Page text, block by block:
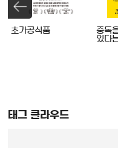
초가공식품
중독
있다
태그 클라우드